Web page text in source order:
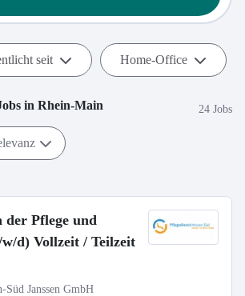
seit Home-Office
in Rhein-Main 24 Jobs
der Pflege und
d) Vollzeit / Teilzeit
Süd Janssen GmbH